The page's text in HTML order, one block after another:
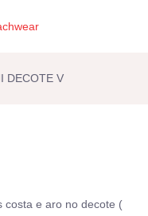
DECOTE V
costa e aro no decote (